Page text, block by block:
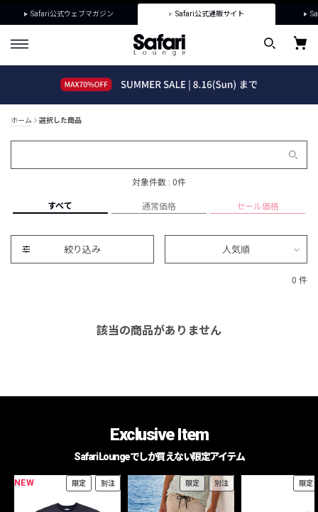
Safari公式ウェブマガジン Safari公式通販サイト
ホーム 選択した商品
対象件数 : 0件
すべて 通常価格 セール価格
絞り込み 人気順
0 件
該当の商品がありません
Exclusive Item
Safari Loungeでしか買えない限定アイテム
NEW 限定 別注 限定 別注 限定